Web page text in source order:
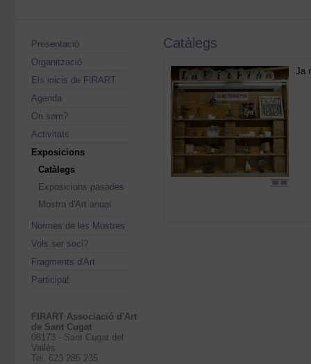
Presentació
Organització
Els inicis de FIRART
Agenda
On som?
Activitats
Exposicions
Catàlegs
Exposicions pasades
Mostra d'Art anual
Normes de les Mostres
Vols ser soci?
Fragments d'Art
Participa!
FIRART Associació d'Art
de Sant Cugat
08173 - Sant Cugat del
Vallès
Tel. 623 285 235
Catàlegs
Ja